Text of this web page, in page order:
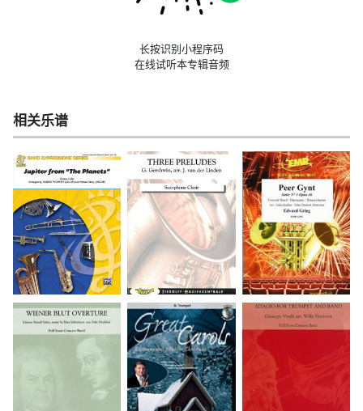
长按识别小程序码
在线试听本专辑音频
相关乐谱